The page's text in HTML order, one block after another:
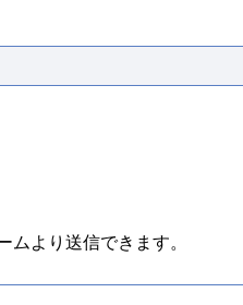
より送信できます。